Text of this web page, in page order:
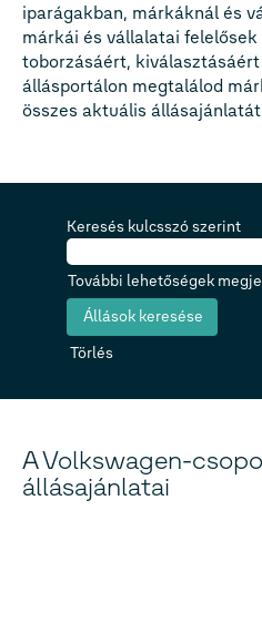
iparágakban, márkáknál és
márkái és vállalatai
toborzásáért,
állásportálon megtalálod
összes aktuális
Keresés kulcsszó szerint
További lehetőségek
Törlés
A Volkswagen-
állásajánlatai